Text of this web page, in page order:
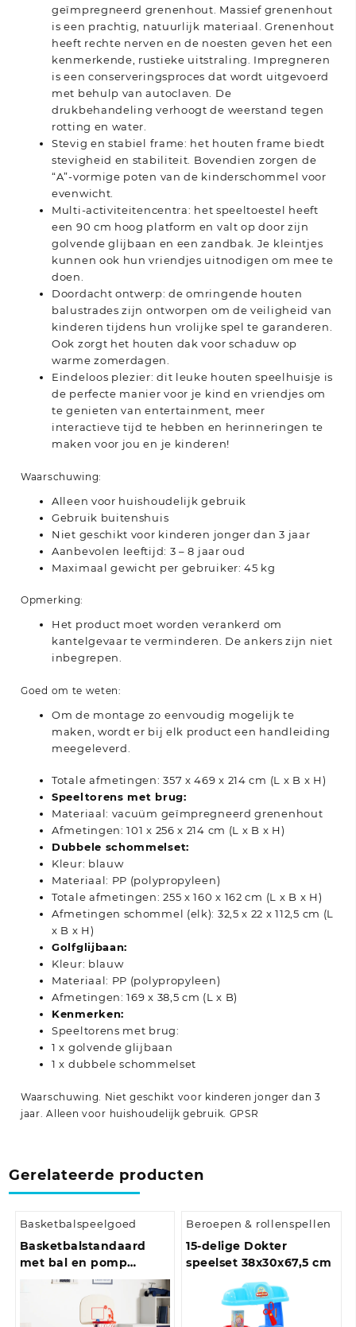
geïmpregneerd grenenhout. Massief grenenhout
is een prachtig, natuurlijk materiaal. Grenenhout
heeft rechte nerven en de noesten geven het een
kenmerkende, rustieke uitstraling. Impregneren
is een conserveringsproces dat wordt uitgevoerd
met behulp van autoclaven. De
drukbehandeling verhoogt de weerstand tegen
rotting en water.
Stevig en stabiel frame: het houten frame biedt
stevigheid en stabiliteit. Bovendien zorgen de
“A”-vormige poten van de kinderschommel voor
evenwicht.
Multi-activiteitencentra: het speeltoestel heeft
een 90 cm hoog platform en valt op door zijn
golvende glijbaan en een zandbak. Je kleintjes
kunnen ook hun vriendjes uitnodigen om mee te
doen.
Doordacht ontwerp: de omringende houten
balustrades zijn ontworpen om de veiligheid van
kinderen tijdens hun vrolijke spel te garanderen.
Ook zorgt het houten dak voor schaduw op
warme zomerdagen.
Eindeloos plezier: dit leuke houten speelhuisje is
de perfecte manier voor je kind en vriendjes om
te genieten van entertainment, meer
interactieve tijd te hebben en herinneringen te
maken voor jou en je kinderen!
Waarschuwing:
Alleen voor huishoudelijk gebruik
Gebruik buitenshuis
Niet geschikt voor kinderen jonger dan 3 jaar
Aanbevolen leeftijd: 3 – 8 jaar oud
Maximaal gewicht per gebruiker: 45 kg
Opmerking:
Het product moet worden verankerd om
kantelgevaar te verminderen. De ankers zijn niet
inbegrepen.
Goed om te weten:
Om de montage zo eenvoudig mogelijk te
maken, wordt er bij elk product een handleiding
meegeleverd.
Totale afmetingen: 357 x 469 x 214 cm (L x B x H)
Speeltorens met brug:
Materiaal: vacuüm geïmpregneerd grenenhout
Afmetingen: 101 x 256 x 214 cm (L x B x H)
Dubbele schommelset:
Kleur: blauw
Materiaal: PP (polypropyleen)
Totale afmetingen: 255 x 160 x 162 cm (L x B x H)
Afmetingen schommel (elk): 32,5 x 22 x 112,5 cm (L
x B x H)
Golfglijbaan:
Kleur: blauw
Materiaal: PP (polypropyleen)
Afmetingen: 169 x 38,5 cm (L x B)
Kenmerken:
Speeltorens met brug:
1 x golvende glijbaan
1 x dubbele schommelset
Waarschuwing. Niet geschikt voor kinderen jonger dan 3
jaar. Alleen voor huishoudelijk gebruik. GPSR
Gerelateerde producten
Basketbalspeelgoed
Basketbalstandaard
met bal en pomp
hoogte verstelbaar
Beroepen & rollenspellen
15-delige Dokter
speelset 38x30x67,5 cm